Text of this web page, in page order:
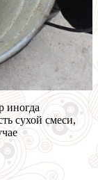
иногда
сухой смеси,